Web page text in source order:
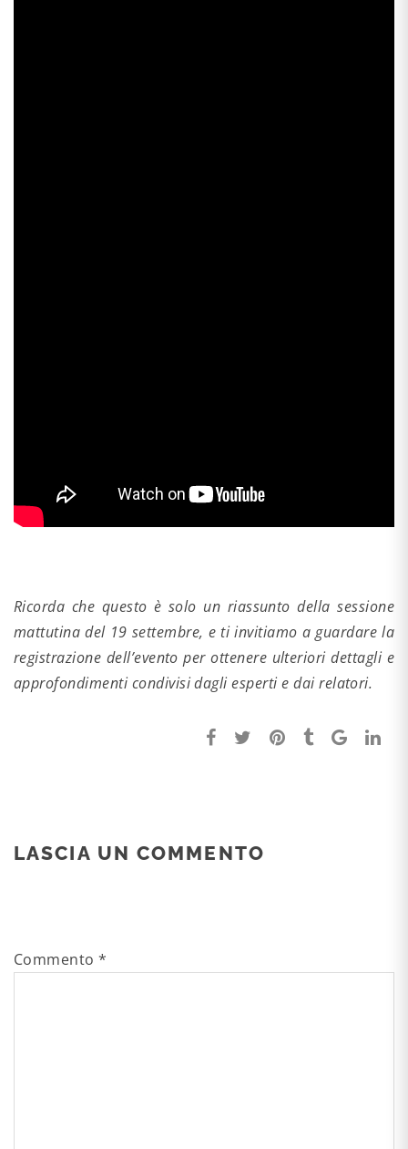
Ricorda che questo è solo un riassunto della sessione
mattutina del 19 settembre, e ti invitiamo a guardare la
registrazione dell’evento per ottenere ulteriori dettagli e
approfondimenti condivisi dagli esperti e dai relatori.
LASCIA UN COMMENTO
Commento*